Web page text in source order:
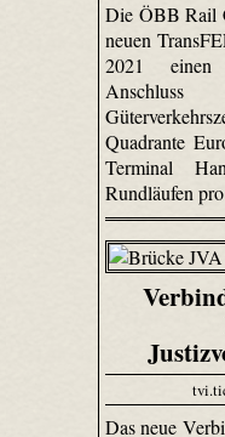
Die ÖBB Rail
neuen
2021 einen
Quadrante
Terminal
Rundläufen
Das neue